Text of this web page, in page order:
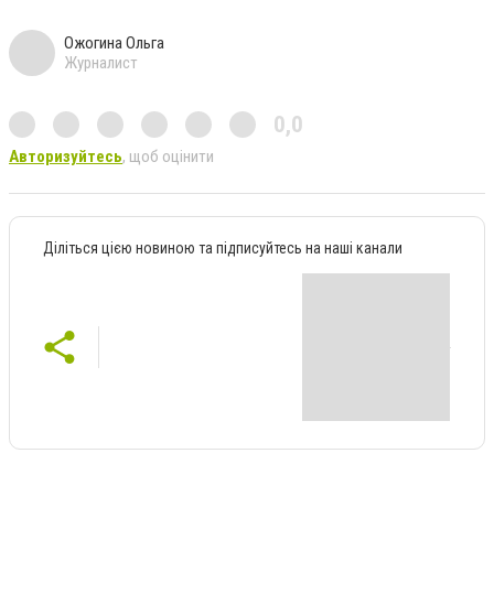
Ожогина Ольга
Журналист
0,0
Авторизуйтесь, щоб оцінити
Діліться цією новиною та підписуйтесь на наші канали